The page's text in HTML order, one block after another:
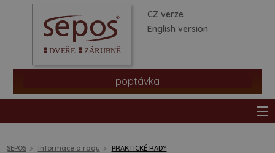
CZ verze
English version
poptávka
SEPOS Informace a rady PRAKTICKÉ RADY